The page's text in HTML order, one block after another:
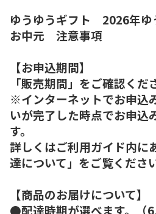
ゆうゆうギフト 2026年ゆ
お中元 注意事項
【お申込期間】
「販売期間」をご確認くだ
※インターネットでお申込
いが完了した時点でお申込
す。
詳しくはご利用ガイド内に
達について」をご覧ください
【商品のお届けについて】
●配達時期が選べます。（